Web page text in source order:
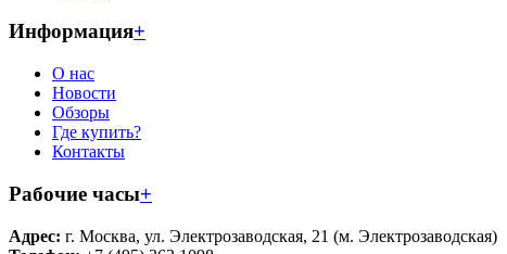
Информация+
О нас
Новости
Обзоры
Где купить?
Контакты
Рабочие часы+
Адрес: г. Москва, ул. Электрозаводская, 21 (м. Электрозаводская)